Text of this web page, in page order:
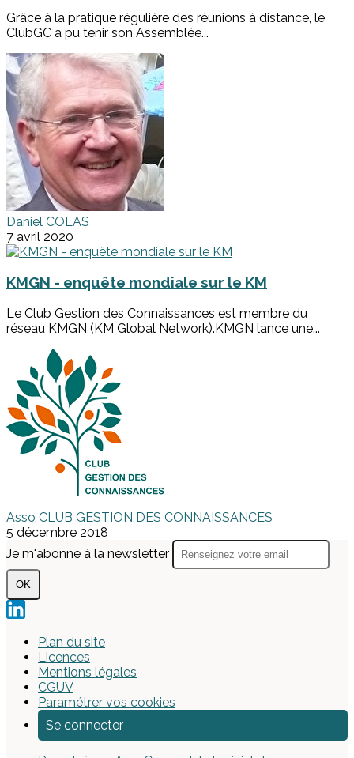
Grâce à la pratique régulière des réunions à distance, le
ClubGC a pu tenir son Assemblée...
Daniel COLAS
7 avril 2020
KMGN - enquête mondiale sur le KM
Le Club Gestion des Connaissances est membre du
réseau KMGN (KM Global Network).KMGN lance une...
Asso CLUB GESTION DES CONNAISSANCES
5 décembre 2018
Je m'abonne à la newsletter
OK
Plan du site
Licences
Mentions légales
CGUV
Paramétrer vos cookies
Se connecter